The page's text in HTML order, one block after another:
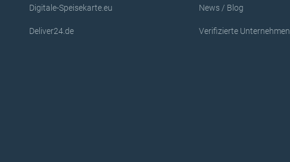
Digitale-Speisekarte.eu
Deliver24.de
News / Blog
Verifizierte Unternehmen